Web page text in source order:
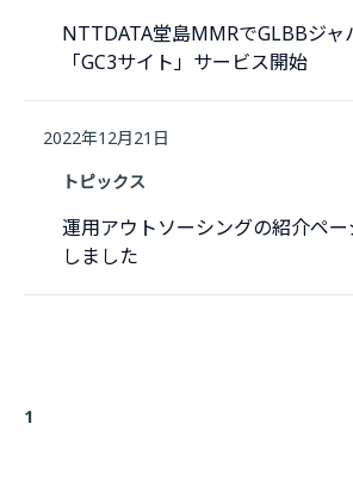
NTTDATA堂島MMRでGLBBジャ
「GC3サイト」サービス開始
2022年12月21日
トピックス
運用アウトソーシングの紹介ペ
しました
1